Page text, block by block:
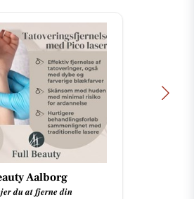
Life Power
for alle andre. Bare ikke